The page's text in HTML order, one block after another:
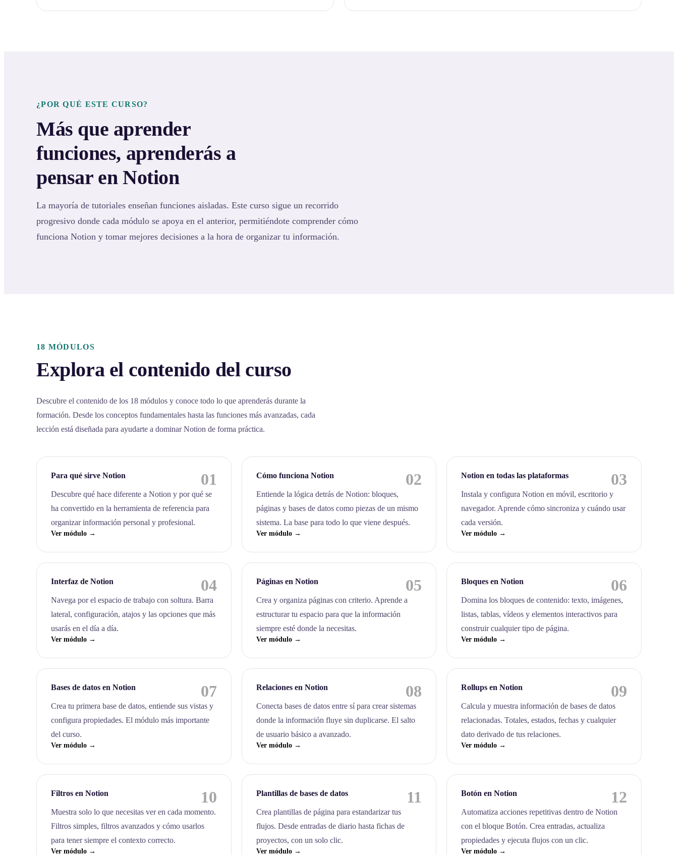
¿POR QUÉ ESTE CURSO?
Más que aprender
funciones, aprenderás a
pensar en Notion
La mayoría de tutoriales enseñan funciones aisladas. Este curso sigue un recorrido
progresivo donde cada módulo se apoya en el anterior, permitiéndote comprender cómo
funciona Notion y tomar mejores decisiones a la hora de organizar tu información.
18 MÓDULOS
Explora el contenido del curso
Descubre el contenido de los 18 módulos y conoce todo lo que aprenderás durante la
formación. Desde los conceptos fundamentales hasta las funciones más avanzadas, cada
lección está diseñada para ayudarte a dominar Notion de forma práctica.
Para qué sirve Notion 01
Descubre qué hace diferente a Notion y por qué se
ha convertido en la herramienta de referencia para
organizar información personal y profesional.
Ver módulo →
Cómo funciona Notion 02
Entiende la lógica detrás de Notion: bloques,
páginas y bases de datos como piezas de un mismo
sistema. La base para todo lo que viene después.
Ver módulo →
Notion en todas las plataformas 03
Instala y configura Notion en móvil, escritorio y
navegador. Aprende cómo sincroniza y cuándo usar
cada versión.
Ver módulo →
Interfaz de Notion 04
Navega por el espacio de trabajo con soltura. Barra
lateral, configuración, atajos y las opciones que más
usarás en el día a día.
Ver módulo →
Páginas en Notion 05
Crea y organiza páginas con criterio. Aprende a
estructurar tu espacio para que la información
siempre esté donde la necesitas.
Ver módulo →
Bloques en Notion 06
Domina los bloques de contenido: texto, imágenes,
listas, tablas, vídeos y elementos interactivos para
construir cualquier tipo de página.
Ver módulo →
Bases de datos en Notion 07
Crea tu primera base de datos, entiende sus vistas y
configura propiedades. El módulo más importante
del curso.
Ver módulo →
Relaciones en Notion 08
Conecta bases de datos entre sí para crear sistemas
donde la información fluye sin duplicarse. El salto
de usuario básico a avanzado.
Ver módulo →
Rollups en Notion 09
Calcula y muestra información de bases de datos
relacionadas. Totales, estados, fechas y cualquier
dato derivado de tus relaciones.
Ver módulo →
Filtros en Notion 10
Muestra solo lo que necesitas ver en cada momento.
Filtros simples, filtros avanzados y cómo usarlos
para tener siempre el contexto correcto.
Ver módulo →
Plantillas de bases de datos 11
Crea plantillas de página para estandarizar tus
flujos. Desde entradas de diario hasta fichas de
proyectos, con un solo clic.
Ver módulo →
Botón en Notion 12
Automatiza acciones repetitivas dentro de Notion
con el bloque Botón. Crea entradas, actualiza
propiedades y ejecuta flujos con un clic.
Ver módulo →